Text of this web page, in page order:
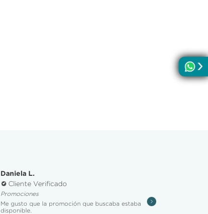
Daniela L.
Cliente Verificado
Promociones
Me gusto que la promoción que buscaba estaba
disponible.